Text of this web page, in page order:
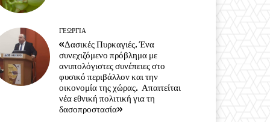
ΓΕΩΡΓΊΑ
«Δασικές Πυρκαγιές. Ένα
συνεχιζόμενο πρόβλημα με
ανυπολόγιστες συνέπειες στο
φυσικό περιβάλλον και την
οικονομία της χώρας. Απαιτείται
νέα εθνική πολιτική για τη
δασοπροστασία»